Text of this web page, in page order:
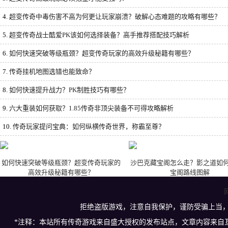
4. 超变传奇中毒伤害不高为何更让玩家崩溃？破解心态难题的攻略有哪些？
5. 超变传奇战士酷爱PK该如何选择装备？高手推荐搭配技巧解析
6. 如何快速突破等级瓶颈？超变传奇玩家的高效升级秘籍有哪些？
7. 传奇挂机地图选错也能致命？
8. 如何快速提升战力？PK制胜技巧有哪些？
9. 六大重装如何获取？1.85传奇非顶尖装备不可得攻略解析
10. 传奇玩家提问宝典：如何纵横传奇世界，称霸至尊？
如何快速突破等级瓶颈？超变传奇玩家的
高效升级秘籍有哪些？
沙巴克藏宝阁怎么走？影之道如
宝阁路线图解
拒绝盗版游戏，注意自我保护，谨防受骗上当
*注释：本站所有传奇游戏来自盛大授权的发布站点，文章内容来